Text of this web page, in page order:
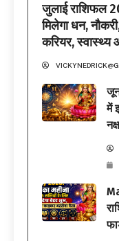
जुलाई राशिफल
मिलेगा धन,
करियर, स्वास्थ्य
में